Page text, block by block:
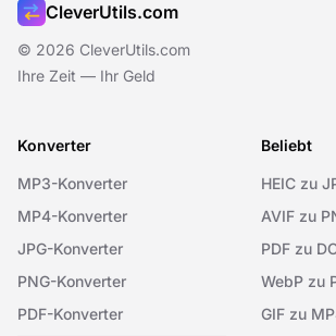
CleverUtils.com
© 2026 CleverUtils.com
Ihre Zeit — Ihr Geld
Konverter
MP3-Konverter
MP4-Konverter
JPG-Konverter
PNG-Konverter
PDF-Konverter
Beliebt
HEIC zu
AVIF zu
PDF zu
WebP zu
GIF zu